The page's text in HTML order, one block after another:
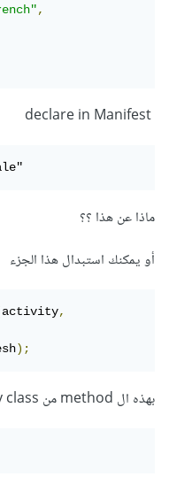
,
ماذا عن هذا ؟؟
أو يمكنك استبدال هذا الجزء
activity,
);
بهذه ال method من activity class: